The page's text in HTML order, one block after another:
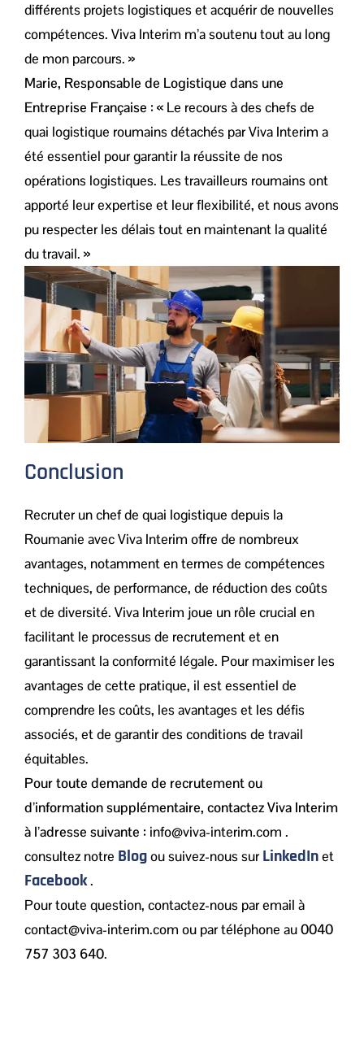
différents projets logistiques et acquérir de nouvelles
compétences. Viva Interim m’a soutenu tout au long
de mon parcours. »
Marie, Responsable de Logistique dans une
Entreprise Française : « Le recours à des chefs de
quai logistique roumains détachés par Viva Interim a
été essentiel pour garantir la réussite de nos
opérations logistiques. Les travailleurs roumains ont
apporté leur expertise et leur flexibilité, et nous avons
pu respecter les délais tout en maintenant la qualité
du travail. »
Conclusion
Recruter un chef de quai logistique depuis la
Roumanie avec Viva Interim offre de nombreux
avantages, notamment en termes de compétences
techniques, de performance, de réduction des coûts
et de diversité. Viva Interim joue un rôle crucial en
facilitant le processus de recrutement et en
garantissant la conformité légale. Pour maximiser les
avantages de cette pratique, il est essentiel de
comprendre les coûts, les avantages et les défis
associés, et de garantir des conditions de travail
équitables.
Pour toute demande de recrutement ou
d’information supplémentaire, contactez Viva Interim
à l’adresse suivante : info@viva-interim.com .
consultez notre Blogou suivez-nous sur LinkedInet
Facebook.
Pour toute question, contactez-nous par email à
contact@viva-interim.com ou par téléphone au0040
757 303 640.